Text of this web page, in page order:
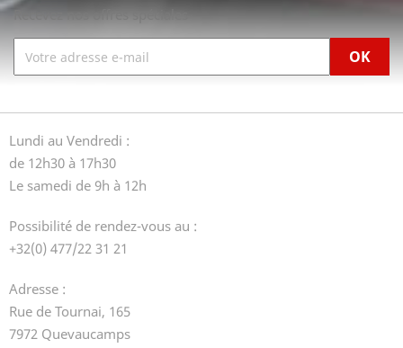
Recevez nos offres spéciales
Lundi au Vendredi :
de 12h30 à 17h30
Le samedi de 9h à 12h
Possibilité de rendez-vous au :
+32(0) 477/22 31 21
Adresse :
Rue de Tournai, 165
7972 Quevaucamps